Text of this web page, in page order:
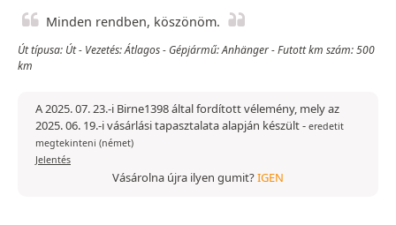
Minden rendben, köszönöm.
Út típusa: Út - Vezetés: Átlagos - Gépjármű: Anhänger - Futott km szám: 500
km
A 2025. 07. 23.-i Birne1398 által fordított vélemény, mely az
2025. 06. 19.-i vásárlási tapasztalata alapján készült- eredetit
megtekinteni (német)
Jelentés
Vásárolna újra ilyen gumit?IGEN